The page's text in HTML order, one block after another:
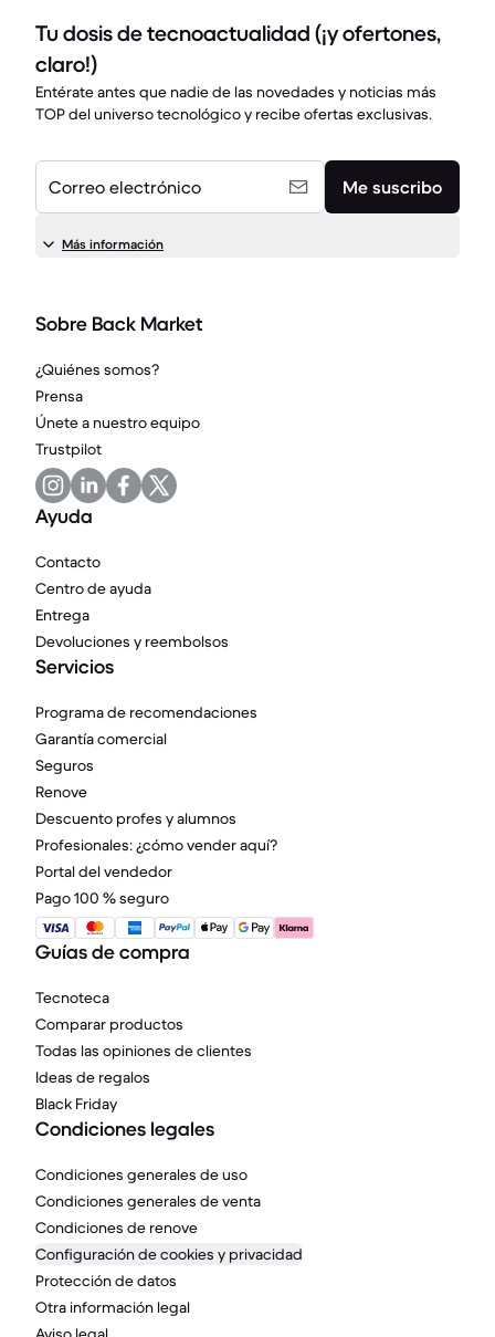
Tu dosis de tecnoactualidad (¡y ofertones,
claro!)
Entérate antes que nadie de las novedades y noticias más
TOP del universo tecnológico y recibe ofertas exclusivas.
Correo electrónico Me suscribo
Más información
Sobre Back Market
¿Quiénes somos?
Prensa
Únete a nuestro equipo
Trustpilot
Ayuda
Contacto
Centro de ayuda
Entrega
Devoluciones y reembolsos
Servicios
Programa de recomendaciones
Garantía comercial
Seguros
Renove
Descuento profes y alumnos
Profesionales: ¿cómo vender aquí?
Portal del vendedor
Pago 100 % seguro
Guías de compra
Tecnoteca
Comparar productos
Todas las opiniones de clientes
Ideas de regalos
Black Friday
Condiciones legales
Condiciones generales de uso
Condiciones generales de venta
Condiciones de renove
Configuración de cookies y privacidad
Protección de datos
Otra información legal